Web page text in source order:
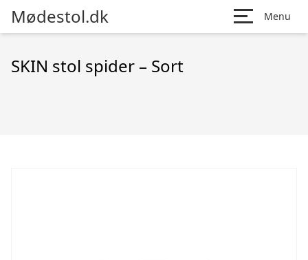
Mødestol.dk Menu
SKIN stol spider – Sort